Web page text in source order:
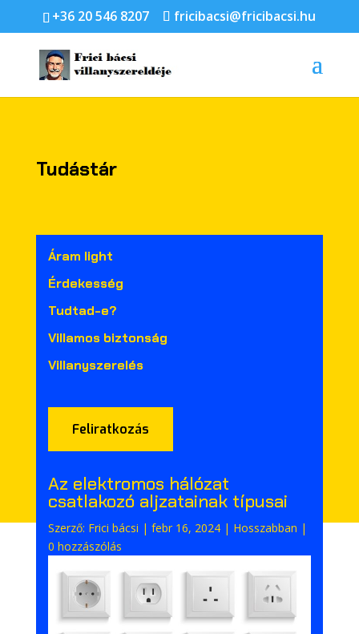
+36 20 546 8207 fricibacsi@fricibacsi.hu
Tudástár
Áram light
Érdekesség
Tudtad-e?
Villamos biztonság
Villanyszerelés
Feliratkozás
Az elektromos hálózat
csatlakozó aljzatainak típusai
Szerző: Frici bácsi | febr 16, 2024| Hosszabban |
0 hozzászólás